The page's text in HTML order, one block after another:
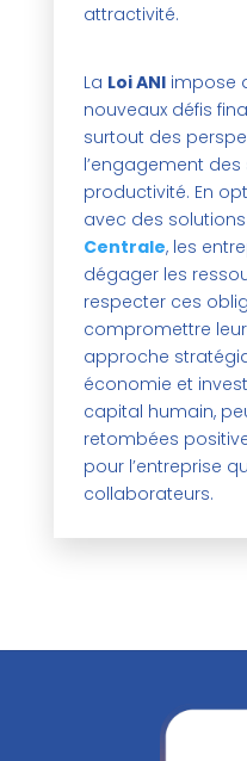
attractivité.
La Loi ANIimpose
nouveaux défis
surtout des
l’engagement
productivité. En
avec des
Centrale, les
dégager les
respecter ces
compromettre
approche
économie et
capital humain,
retombées
pour l’entreprise
collaborateurs.